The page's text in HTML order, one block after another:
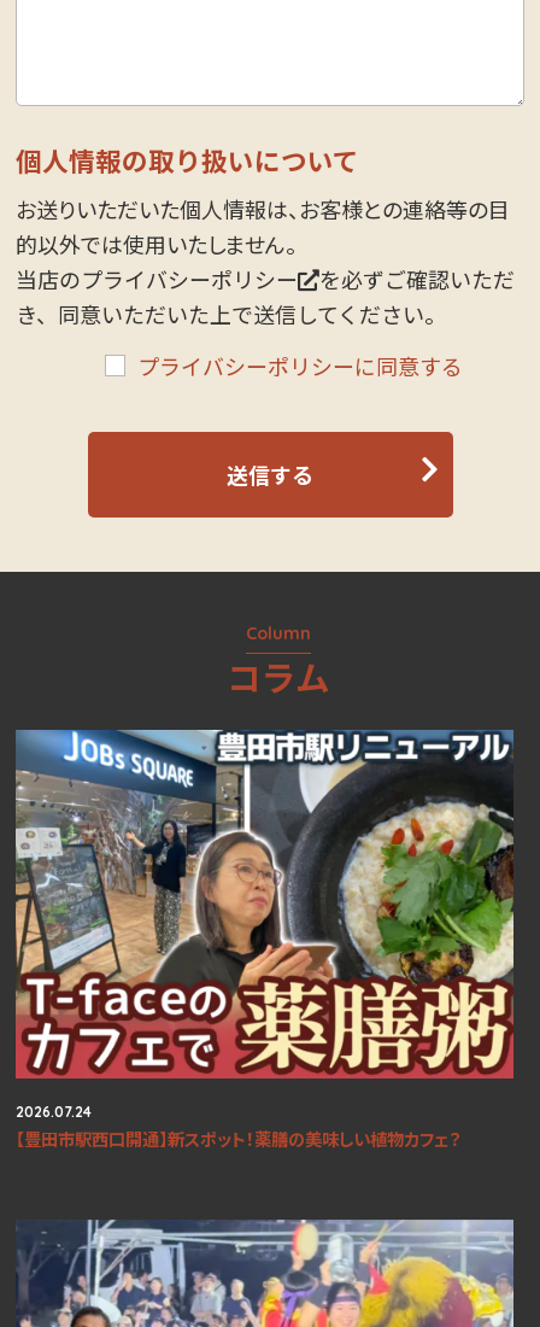
個人情報の取り扱いについて
お送りいただいた個人情報は、お客様との連絡等の目
的以外では使用いたしません。
当店のプライバシーポリシー
を必ずご確認いただ
き、同意いただいた上で送信してください。
プライバシーポリシーに同意する
Column
コラム
2026.07.24
【豊田市駅西口開通】新スポット！薬膳の美味しい植物カフェ？